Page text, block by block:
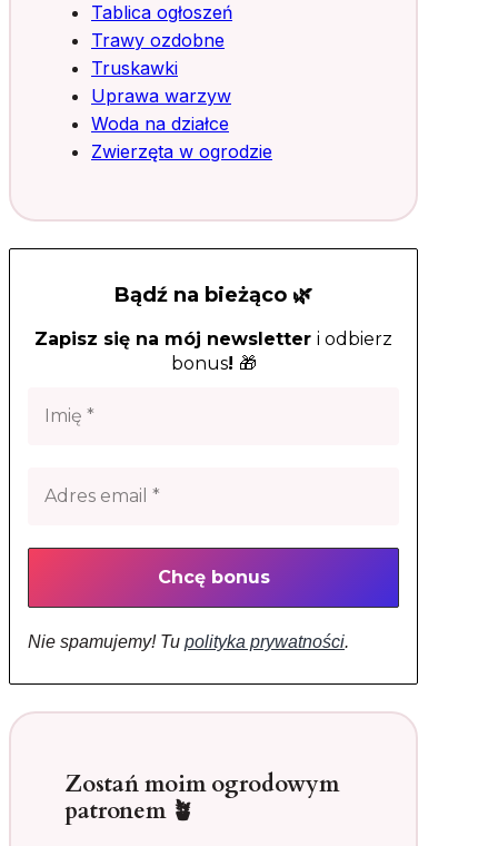
Tablica ogłoszeń
Trawy ozdobne
Truskawki
Uprawa warzyw
Woda na działce
Zwierzęta w ogrodzie
Bądź na bieżąco 🌿
Zapisz się na mój newsletter i odbierz
bonus! 🎁
Nie spamujemy! Tu polityka prywatności.
Zostań moim ogrodowym
patronem 🪴